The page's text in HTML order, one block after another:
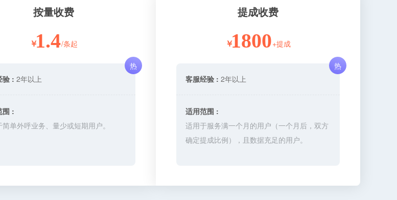
按量收费
￥1.4/条起
验 : 2年以上
围 :
单外呼业务、量少或短期用户。
热
提成收费
￥1800+提成
客服经验 : 2年以上
适用范围 :
适用于服务满一个月的用户（一个月后，双方
确定提成比例），且数据充足的用户。
热